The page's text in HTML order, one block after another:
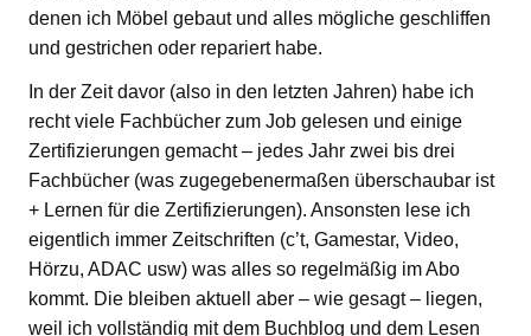
denen ich Möbel gebaut und alles mögliche geschliffen
und gestrichen oder repariert habe.
In der Zeit davor (also in den letzten Jahren) habe ich
recht viele Fachbücher zum Job gelesen und einige
Zertifizierungen gemacht – jedes Jahr zwei bis drei
Fachbücher (was zugegebenermaßen überschaubar ist
+ Lernen für die Zertifizierungen). Ansonsten lese ich
eigentlich immer Zeitschriften (c’t, Gamestar, Video,
Hörzu, ADAC usw) was alles so regelmäßig im Abo
kommt. Die bleiben aktuell aber – wie gesagt – liegen,
weil ich vollständig mit dem Buchblog und dem Lesen